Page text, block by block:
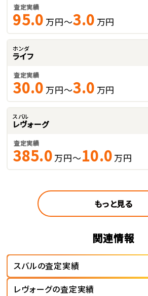
査定実績
95.0 万円～3.0 万円
ホンダ
ライフ
査定実績
30.0 万円～3.0 万円
スバル
レヴォーグ
査定実績
385.0 万円～10.0 万円
もっと見る
関連情報
スバルの査定実績
レヴォーグの査定実績